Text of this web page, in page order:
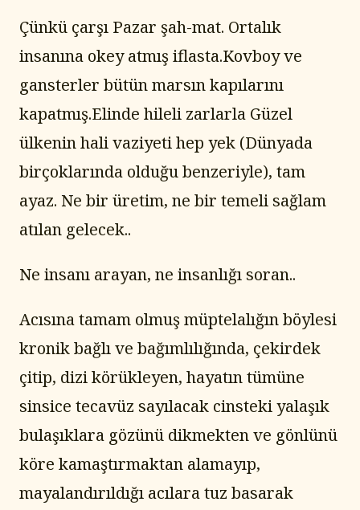
Çünkü çarşı Pazar şah-mat. Ortalık
insanına okey atmış iflasta.Kovboy ve
gansterler bütün marsın kapılarını
kapatmış.Elinde hileli zarlarla Güzel
ülkenin hali vaziyeti hep yek (Dünyada
birçoklarında olduğu benzeriyle), tam
ayaz. Ne bir üretim, ne bir temeli sağlam
atılan gelecek..
Ne insanı arayan, ne insanlığı soran..
Acısına tamam olmuş müptelalığın böylesi
kronik bağlı ve bağımlılığında, çekirdek
çitip, dizi körükleyen, hayatın tümüne
sinsice tecavüz sayılacak cinsteki yalaşık
bulaşıklara gözünü dikmekten ve gönlünü
köre kamaştırmaktan alamayıp,
mayalandırıldığı acılara tuz basarak